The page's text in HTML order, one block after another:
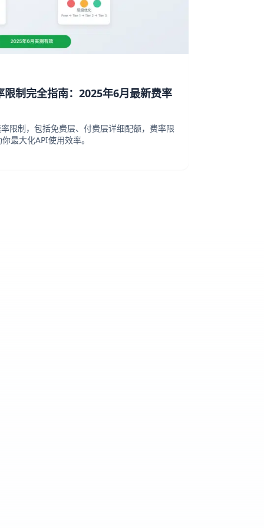
制完全指南：2025年6月最新费率
限制，包括免费层、付费层详细配额，费率限
最大化API使用效率。